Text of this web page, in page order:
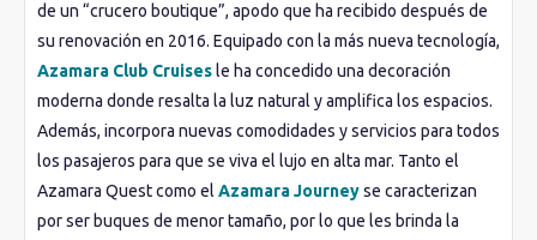
de un “crucero boutique”, apodo que ha recibido después de
su renovación en 2016. Equipado con la más nueva tecnología,
Azamara Club Cruises le ha concedido una decoración
moderna donde resalta la luz natural y amplifica los espacios.
Además, incorpora nuevas comodidades y servicios para todos
los pasajeros para que se viva el lujo en alta mar. Tanto el
Azamara Quest como el Azamara Journeyse caracterizan
por ser buques de menor tamaño, por lo que les brinda la